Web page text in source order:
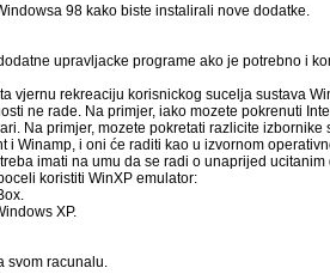
98 kako biste instalirali nove dodatke.
upravljacke programe ako je potrebno i
vjernu rekreaciju korisnickog sucelja sustava
ne rade. Na primjer, iako mozete pokrenuti
Na primjer, mozete pokretati razlicite izbornike
Winamp, i oni će raditi kao u izvornom
imati na umu da se radi o unaprijed ucitanim
koristiti WinXP emulator:
XP.
svom racunalu.